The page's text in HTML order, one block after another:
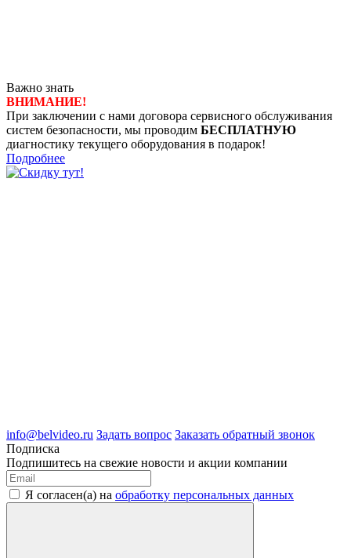
Важно знать
ВНИМАНИЕ!
При заключении с нами договора сервисного обслуживания
систем безопасности, мы проводим БЕСПЛАТНУЮ
диагностику текущего оборудования в подарок!
Подробнее
info@belvideo.ru Задать вопрос Заказать обратный звонок
Подписка
Подпишитесь на свежие новости и акции компании
Я согласен(а) на обработку персональных данных